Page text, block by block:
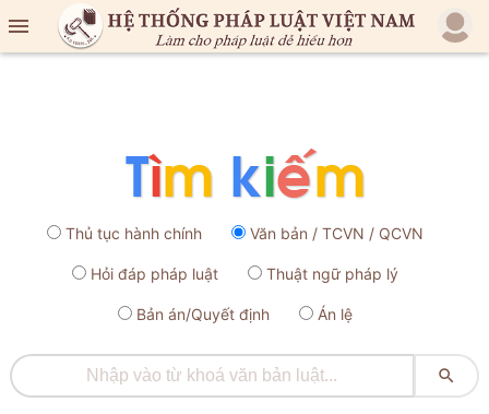

Thủ tục hành chính Văn bản / TCVN / QCVN
Hỏi đáp pháp luật Thuật ngữ pháp lý
Bản án/Quyết định Án lệ
